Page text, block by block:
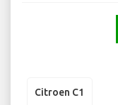
Citroen C1